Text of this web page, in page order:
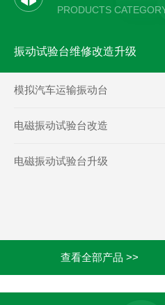
PRODUCTS
振动试验台维修改造升级
模拟汽车运输振动台
电磁振动试验台改造
电磁振动试验台升级
查看全部产品 >>